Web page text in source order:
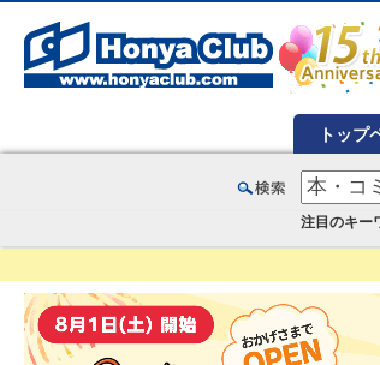
トップ
注目のキー